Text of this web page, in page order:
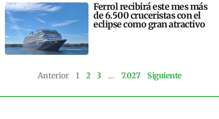
Ferrol recibirá este mes más
de 6.500 cruceristas con el
eclipse como gran atractivo
Anterior 1 2 3 … 7.027 Siguiente